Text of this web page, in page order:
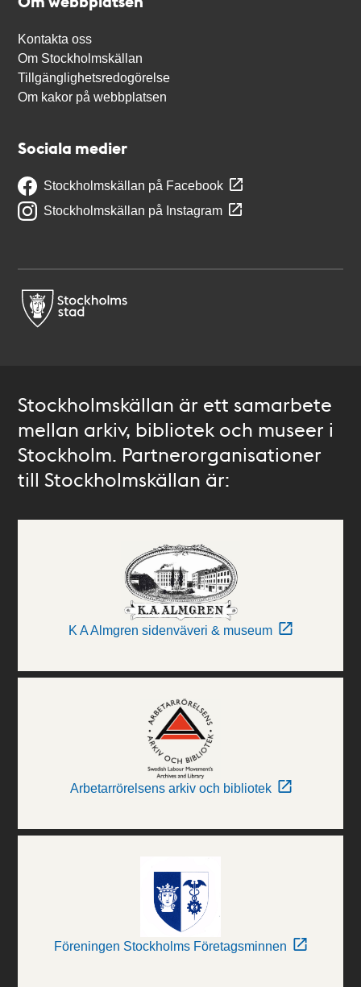
Kontakta oss
Om Stockholmskällan
Tillgänglighetsredogörelse
Om kakor på webbplatsen
Sociala medier
Stockholmskällan på Facebook
Stockholmskällan på Instagram
Stockholmskällan är ett samarbete
mellan arkiv, bibliotek och museer i
Stockholm. Partnerorganisationer
till Stockholmskällan är:
K A Almgren sidenväveri & museum
Arbetarrörelsens arkiv och bibliotek
Föreningen Stockholms Företagsminnen